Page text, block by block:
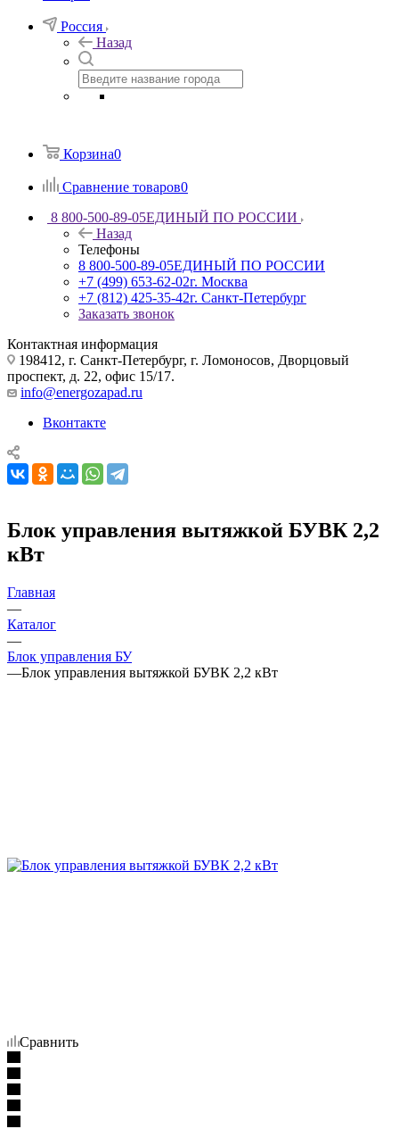
Россия
Назад
Корзина0
Сравнение товаров0
8 800-500-89-05ЕДИНЫЙ ПО РОССИИ
Назад
Телефоны
8 800-500-89-05ЕДИНЫЙ ПО РОССИИ
+7 (499) 653-62-02г. Москва
+7 (812) 425-35-42г. Санкт-Петербург
Заказать звонок
Контактная информация
198412, г. Санкт-Петербург, г. Ломоносов, Дворцовый
проспект, д. 22, офис 15/17.
info@energozapad.ru
Вконтакте
Блок управления вытяжкой БУВК 2,2
кВт
Главная
—
Каталог
—
Блок управления БУ
—Блок управления вытяжкой БУВК 2,2 кВт
Сравнить